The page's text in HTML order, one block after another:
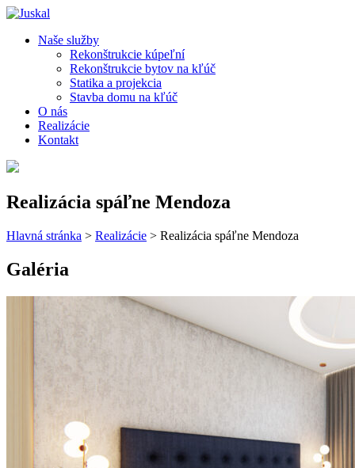
Naše služby
Rekonštrukcie kúpeľní
Rekonštrukcie bytov na kľúč
Statika a projekcia
Stavba domu na kľúč
O nás
Realizácie
Kontakt
Realizácia spáľne Mendoza
Hlavná stránka > Realizácie > Realizácia spáľne Mendoza
Galéria